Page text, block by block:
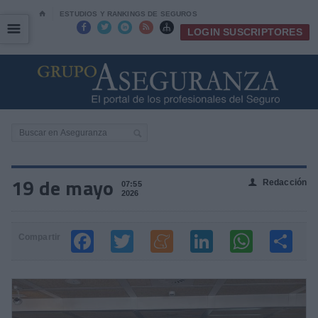
⌂ ESTUDIOS Y RANKINGS DE SEGUROS
     LOGIN SUSCRIPTORES
☰
☰
19 de mayo
07:55
2026
👤 Redacción